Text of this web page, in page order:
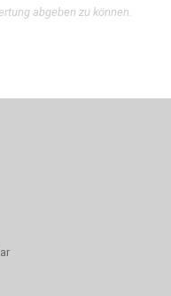
abgeben zu können.